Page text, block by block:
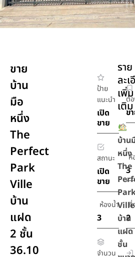
ขาย
บ้าน
มือ
หนึ่ง
The
Perfect
Park
Ville
บ้าน
แฝด
2 ชั้น
36.10
ป้าย
แนะนำ
เปิด
ขาย
ต้
ข
สถานะ
เปิด
ขาย
ห้
3
ห้องน้ำ
3
ที่
2
จำนวน
ราย
ละ
เพิ่ม
เติม
บ้าน
หนึ่ง
The
บ้าน
แฝด
ชั้น